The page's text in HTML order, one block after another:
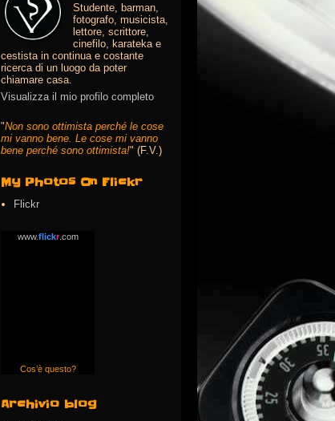
Studente, barman,
fotografo, musicista,
lettore, scrittore,
cinefilo, karateka e
cestista in continua e costante
ricerca di un luogo da poter
chiamare casa.
Visualizza il mio profilo completo
"Non sono ottimista perché le cose
mi vanno bene. Le cose mi vanno
bene perché sono ottimista!" (F.V.)
My Photos On Flickr
Flickr
www.flickr.com
Cos’è questo?
Archivio blog